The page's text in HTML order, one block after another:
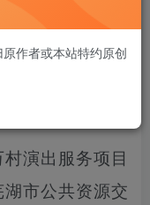
买，可保存购买订单
演出服务项目
市公共资源交
作者或本站特约原创